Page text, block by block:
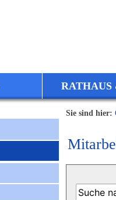
RATHAUS
Sie sind hier: